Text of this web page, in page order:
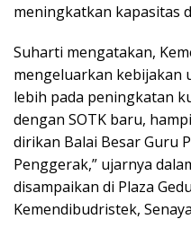
meningkatkan kapasitas
Suharti mengatakan,
mengeluarkan kebijakan
lebih pada peningkatan
dengan SOTK baru,
dirikan Balai Besar Guru
Penggerak,” ujarnya
disampaikan di Plaza
Kemendibudristek,